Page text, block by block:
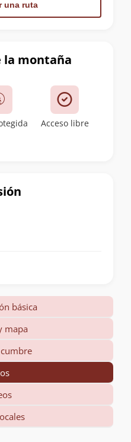
la montaña
Acceso libre
una ruta
básica
mapa